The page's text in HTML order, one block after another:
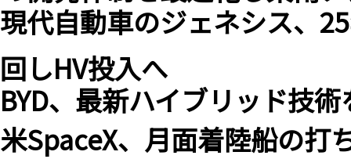
現代自動車のジェネシス、
回しHV投入へ
BYD、最新ハイブリッド技
米SpaceX、月面着陸船の打